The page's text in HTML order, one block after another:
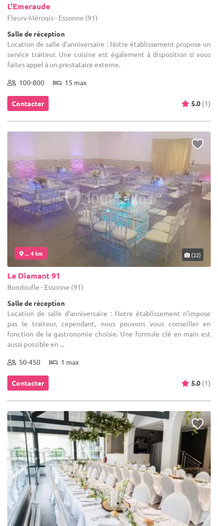
L'Emeraude
Fleury-Mérogis - Essonne (91)
Salle de réception
Location de salle d'anniversaire : Notre établissement propose un
service traiteur. Une cuisine est également à disposition si vous
faites appel à un prestataire externe.
100-800 15 max
Contacter 5.0 (1)
... 4 km (22)
Le Diamant 91
Bondoufle - Essonne (91)
Salle de réception
Location de salle d'anniversaire : Notre établissement n’impose
pas le traiteur, cependant, nous pouvons vous conseiller en
fonction de la gastronomie choisie. Une formule clé en main est
aussi possible en ...
50-450 1 max
Contacter 5.0 (1)